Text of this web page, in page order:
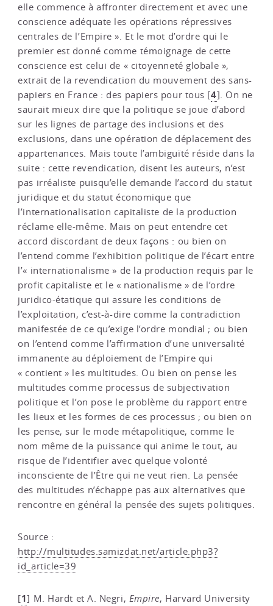
elle commence à affronter directement et avec une
conscience adéquate les opérations répressives
centrales de l’Empire ». Et le mot d’ordre qui le
premier est donné comme témoignage de cette
conscience est celui de « citoyenneté globale »,
extrait de la revendication du mouvement des sans-
papiers en France : des papiers pour tous [4] . On ne
saurait mieux dire que la politique se joue d’abord
sur les lignes de partage des inclusions et des
exclusions, dans une opération de déplacement des
appartenances. Mais toute l’ambiguïté réside dans la
suite : cette revendication, disent les auteurs, n’est
pas irréaliste puisqu’elle demande l’accord du statut
juridique et du statut économique que
l’internationalisation capitaliste de la production
réclame elle-même. Mais on peut entendre cet
accord discordant de deux façons : ou bien on
l’entend comme l’exhibition politique de l’écart entre
l’« internationalisme » de la production requis par le
profit capitaliste et le « nationalisme » de l’ordre
juridico-étatique qui assure les conditions de
l’exploitation, c’est-à-dire comme la contradiction
manifestée de ce qu’exige l’ordre mondial ; ou bien
on l’entend comme l’affirmation d’une universalité
immanente au déploiement de l’Empire qui
« contient » les multitudes. Ou bien on pense les
multitudes comme processus de subjectivation
politique et l’on pose le problème du rapport entre
les lieux et les formes de ces processus ; ou bien on
les pense, sur le mode métapolitique, comme le
nom même de la puissance qui anime le tout, au
risque de l’identifier avec quelque volonté
inconsciente de l’Être qui ne veut rien. La pensée
des multitudes n’échappe pas aux alternatives que
rencontre en général la pensée des sujets politiques.
Source :
http://multitudes.samizdat.net/article.php3?
id_article=39
[1] M. Hardt et A. Negri, Empire, Harvard University